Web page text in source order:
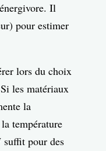
Il
pour estimer
lors du choix
les matériaux
la
température
suffit pour des